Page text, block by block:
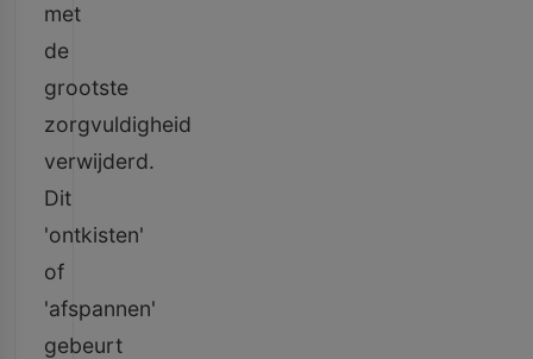
met
de
grootste
zorgvuldigheid
verwijderd.
Dit
'ontkisten'
of
'afspannen'
gebeurt